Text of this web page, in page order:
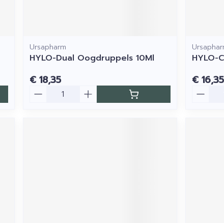
Ursapharm
HYLO-Dual Oogdruppels 10Ml
€ 18,35
HYLO-
€ 16,35